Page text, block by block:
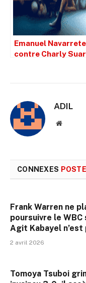
Emanuel
contre Charly
ADIL
Site
CONNEXES
Frank Warren ne
poursuivre le
Agit Kabayel n’est
2 avril 2026
Tomoya Tsuboi